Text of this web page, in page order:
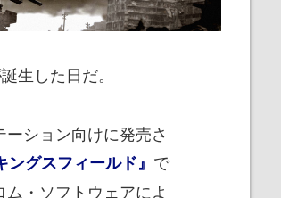
生した日だ。
ション向けに発売さ
ングスフィールド』 で
・ソフトウェアによ